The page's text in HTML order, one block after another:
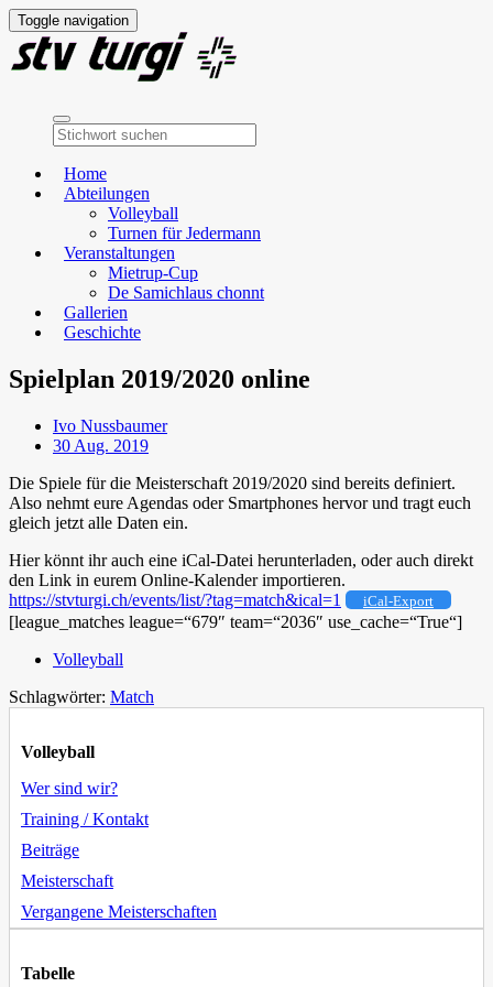
Toggle navigation
Home
Abteilungen
Volleyball
Turnen für Jedermann
Veranstaltungen
Mietrup-Cup
De Samichlaus chonnt
Gallerien
Geschichte
Spielplan 2019/2020 online
Ivo Nussbaumer
30 Aug. 2019
Die Spiele für die Meisterschaft 2019/2020 sind bereits definiert.
Also nehmt eure Agendas oder Smartphones hervor und tragt euch
gleich jetzt alle Daten ein.
Hier könnt ihr auch eine iCal-Datei herunterladen, oder auch direkt
den Link in eurem Online-Kalender importieren.
https://stvturgi.ch/events/list/?tag=match&ical=1
iCal-Export
[league_matches league=“679″ team=“2036″ use_cache=“True“]
Volleyball
Schlagwörter: Match
Volleyball
Wer sind wir?
Training / Kontakt
Beiträge
Meisterschaft
Vergangene Meisterschaften
Tabelle